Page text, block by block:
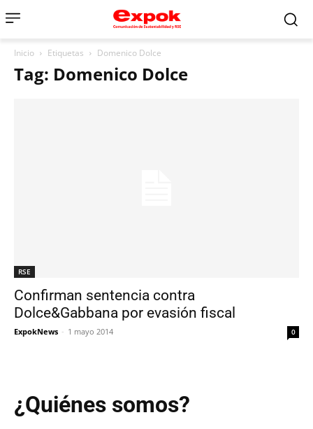
Inicio Etiquetas Domenico Dolce
Tag: Domenico Dolce
RSE
Confirman sentencia contra
Dolce&Gabbana por evasión fiscal
ExpokNews - 1 mayo 2014 0
¿Quiénes somos?